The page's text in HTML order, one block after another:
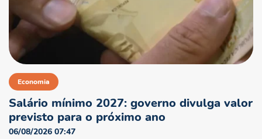
Economia
Salário mínimo 2027: governo divulga valor
previsto para o próximo ano
06/08/2026 07:47